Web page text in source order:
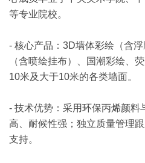
等专业院校。
- 核心产品：3D墙体彩绘（含
（含喷绘挂布）、国潮彩绘、
10米及大于10米的各类墙面。
- 技术优势：采用环保丙烯颜
高、耐候性强；独立质量管理
支持。